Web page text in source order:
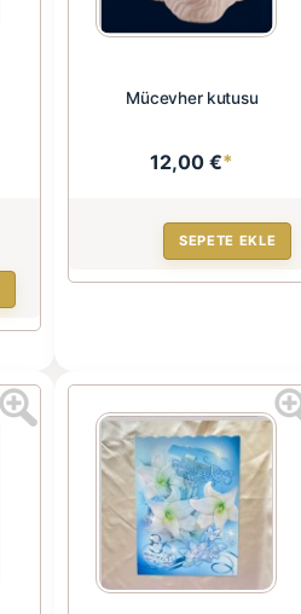
Mücevher kutusu
12,00 €*
SEPETE EKLE